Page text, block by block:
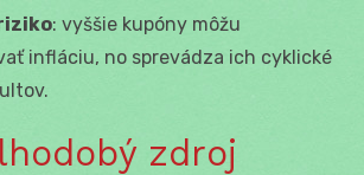
: vyššie kupóny môžu
infláciu, no sprevádza ich cyklické
zdroj